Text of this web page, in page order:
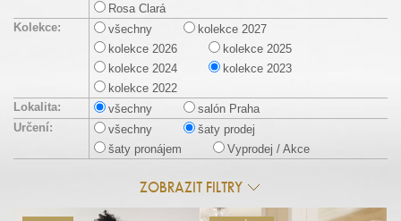
Rosa Clará
Kolekce:
všechny
kolekce 2027
kolekce 2026
kolekce 2025
kolekce 2024
kolekce 2023
kolekce 2022
Lokalita:
všechny
salón Praha
Určení:
všechny
šaty prodej
šaty pronájem
Vyprodej / Akce
ZOBRAZIT FILTRY